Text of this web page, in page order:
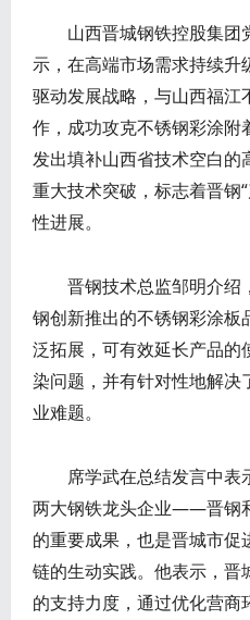
山西晋城钢铁控股集团
示，在高端市场需求持续
驱动发展战略，与山西福江
作，成功攻克不锈钢彩涂
发出填补山西省技术空白的
重大技术突破，标志着晋钢
性进展。
晋钢技术总监邹明介绍
钢创新推出的不锈钢彩涂
泛拓展，可有效延长产品
染问题，并有针对性地解
业难题。
席学武在总结发言中表
两大钢铁龙头企业——晋钢
的重要成果，也是晋城市
链的生动实践。他表示，晋
的支持力度，通过优化营